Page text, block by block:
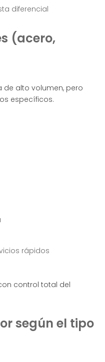
diferencial
(acero,
de alto volumen, pero
específicos.
rápidos
control total del
según el tipo